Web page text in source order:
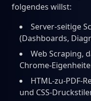
folgendes willst:
Server-seitige
(Dashboards,
Web Scraping,
Chrome-
HTML-zu-PDF-
und CSS-